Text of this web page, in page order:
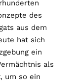
des
aus dem
hat sich
ein
als
um so ein